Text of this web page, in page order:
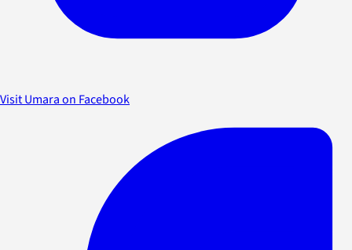
Visit Umara on Facebook